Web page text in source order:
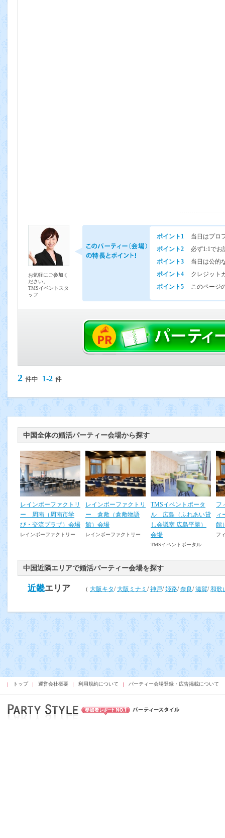
お気軽にご参加く
ださい。
TMSイベントスタ
ッフ
ポイント1
当日はプロ
ポイント2
必ず1:1で
ポイント3
当日は公的
ポイント4
クレジット
ポイント5
このページ
2 件中 1-2 件
中国全体の婚活パーティー会場から探す
レインボーファクトリ
ー 周南（周南市学
び・交流プラザ）会場
レインボーファクトリー
レインボーファクトリ
ー 倉敷（倉敷物語
館）会場
レインボーファクトリー
TMSイベントポータ
ル 広島（ふれあい貸
し会議室 広島平勝）
会場
TMSイベントポータル
フ
ィ
館
フ
中国近隣エリアで婚活パーティー会場を探す
近畿エリア （ 大阪キタ/大阪ミナミ /神戸/姫路/奈良/滋賀/和歌
トップ 運営会社概要 利用規約について パーティー会場登録・広告掲載について